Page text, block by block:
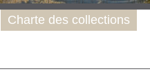
Charte des collections